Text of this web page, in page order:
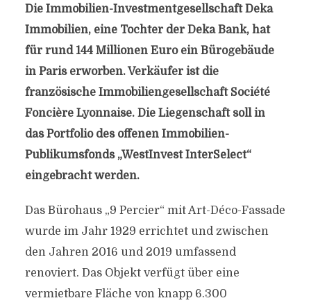
Die Immobilien-Investmentgesellschaft Deka
Immobilien, eine Tochter der Deka Bank, hat
für rund 144 Millionen Euro ein Bürogebäude
in Paris erworben. Verkäufer ist die
französische Immobiliengesellschaft Société
Foncière Lyonnaise. Die Liegenschaft soll in
das Portfolio des offenen Immobilien-
Publikumsfonds „WestInvest InterSelect“
eingebracht werden.
Das Bürohaus „9 Percier“ mit Art-Déco-Fassade
wurde im Jahr 1929 errichtet und zwischen
den Jahren 2016 und 2019 umfassend
renoviert. Das Objekt verfügt über eine
vermietbare Fläche von knapp 6.300